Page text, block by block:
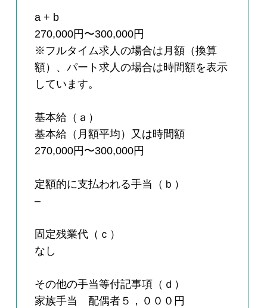
a + b
270,000円〜300,000円
※フルタイム求人の場合は月額（換算
額）、パート求人の場合は時間額を表示
しています。
基本給（ａ）
基本給（月額平均）又は時間額
270,000円〜300,000円
定額的に支払われる手当（ｂ）
–
固定残業代（ｃ）
なし
その他の手当等付記事項（ｄ）
家族手当 配偶者５，０００円